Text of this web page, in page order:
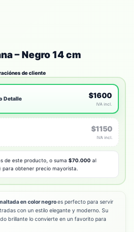
– Negro 14 cm
de cliente
Detalle $1600
IVA incl.
$1150
IVA incl.
de este producto, o suma$70.000 al
para obtener precio mayorista.
en color negroes perfecto para servir
con un estilo elegante y moderno. Su
brillante lo convierte en un favorito para